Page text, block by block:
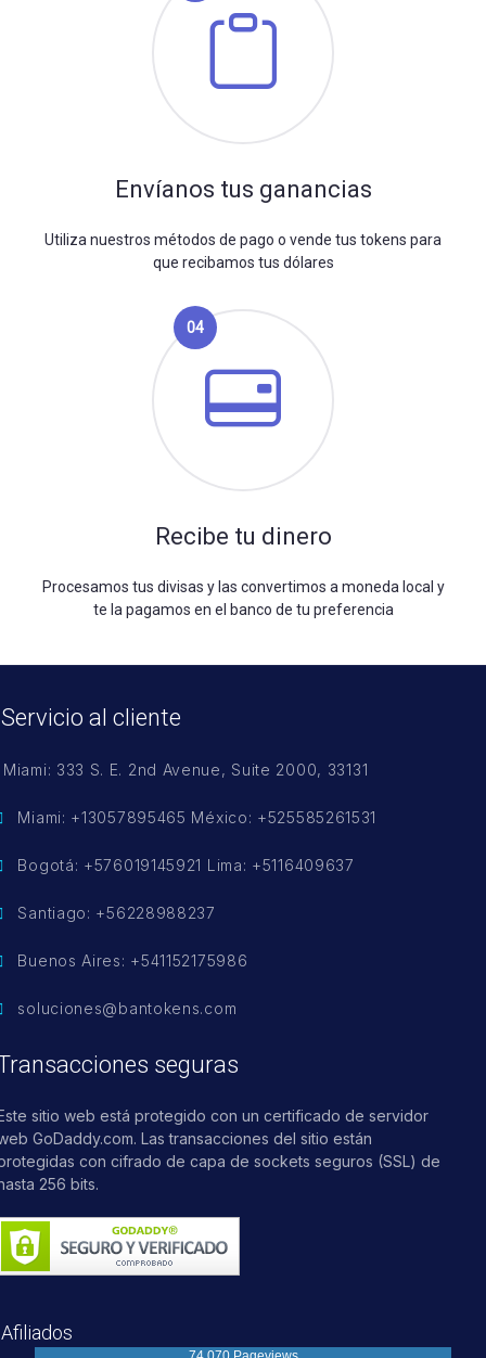
Envíanos tus ganancias
Utiliza nuestros métodos de pago o vende tus tokens para
que recibamos tus dólares
04
Recibe tu dinero
Procesamos tus divisas y las convertimos a moneda local y
te la pagamos en el banco de tu preferencia
Servicio al cliente
Miami: 333 S. E. 2nd Avenue, Suite 2000, 33131
Miami: +13057895465 México: +525585261531
Bogotá: +576019145921 Lima: +5116409637
Santiago: +56228988237
Buenos Aires: +541152175986
soluciones@bantokens.com
seguras
sitio web está protegido con un certificado de servidor
GoDaddy.com. Las transacciones del sitio están
con cifrado de capa de sockets seguros (SSL) de
256 bits.
Afiliados